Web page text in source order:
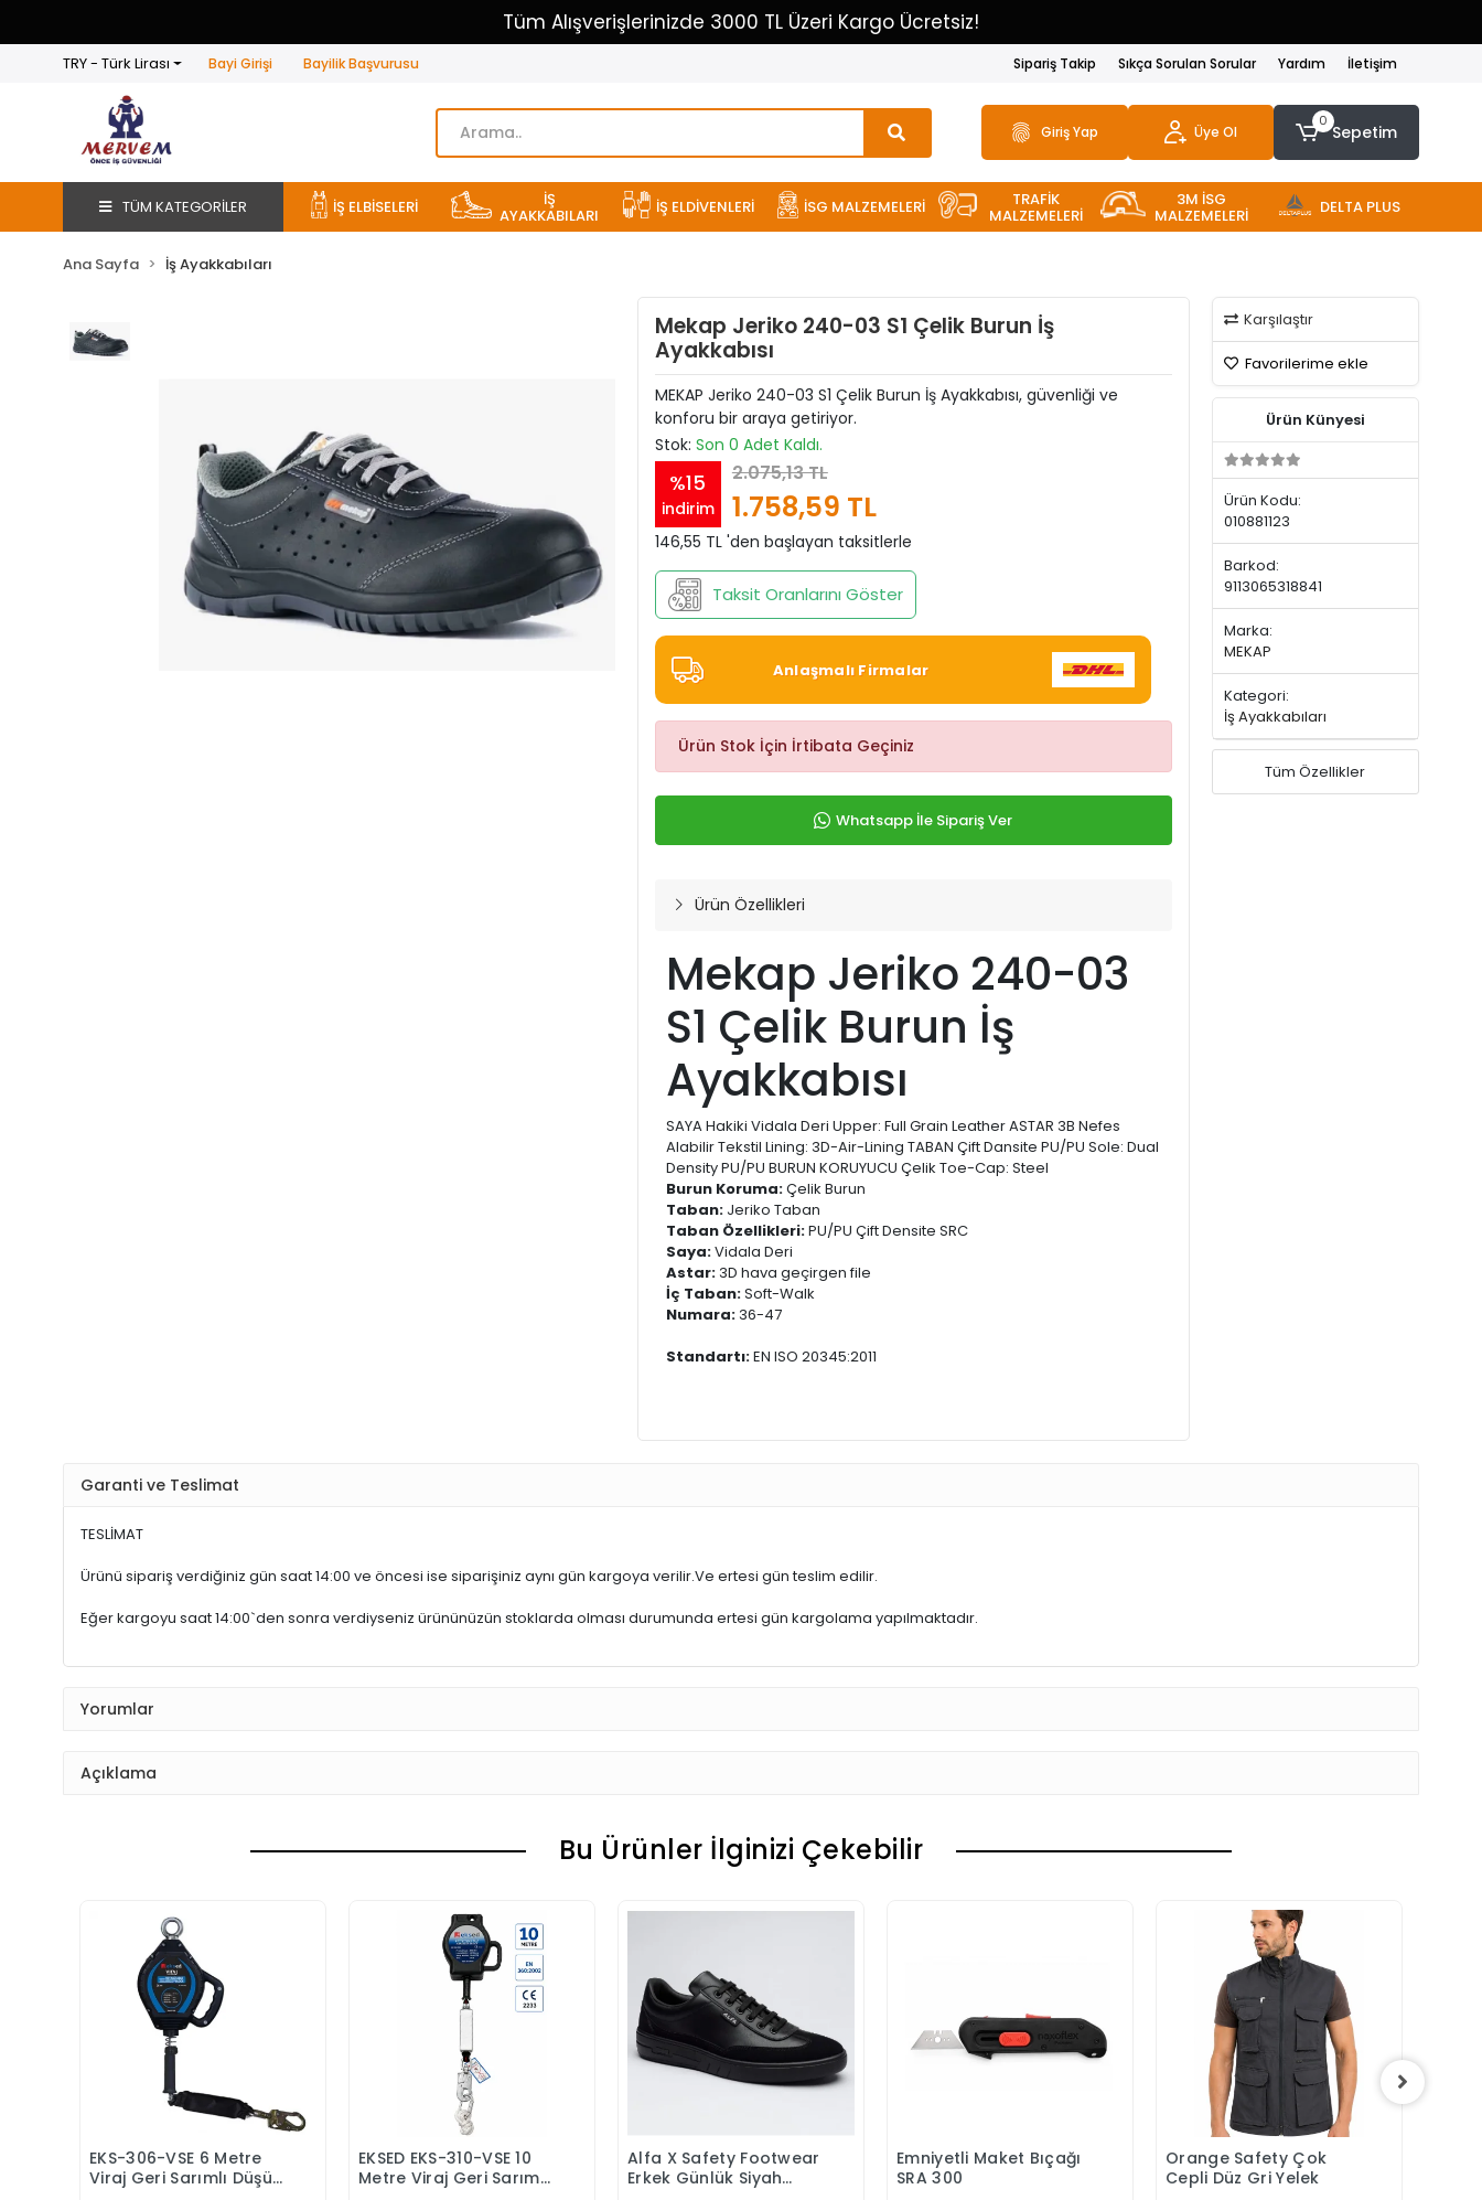
Tüm Alışverişlerinizde 3000 TL Üzeri Kargo Ücretsiz!
TRY - Türk Lirası Bayi Girişi Bayilik Başvurusu Sipariş Takip Sıkça Sorulan Sorular Yardım İletişim
Giriş Yap Üye Ol
0
Sepetim
TÜM KATEGORİLER İŞ ELBİSELERİ İŞ
AYAKKABILARI İŞ ELDİVENLERİ İSG MALZEMELERİ TRAFİK
MALZEMELERİ
3M İSG
MALZEMELERİ DELTA PLUS
Ana Sayfa İş Ayakkabıları
Mekap Jeriko 240-03 S1 Çelik Burun İş
Ayakkabısı
MEKAP Jeriko 240-03 S1 Çelik Burun İş Ayakkabısı, güvenliği ve
konforu bir araya getiriyor.
Stok: Son 0 Adet Kaldı.
%15
indirim
2.075,13 TL
1.758,59 TL
146,55 TL 'den başlayan taksitlerle
Taksit Oranlarını Göster
Anlaşmalı Firmalar
Ürün Stok İçin İrtibata Geçiniz
Whatsapp İle Sipariş Ver
Ürün Özellikleri
Mekap Jeriko 240-03
S1 Çelik Burun İş
Ayakkabısı
SAYA Hakiki Vidala Deri Upper: Full Grain Leather ASTAR 3B Nefes
Alabilir Tekstil Lining: 3D-Air-Lining TABAN Çift Dansite PU/PU Sole: Dual
Density PU/PU BURUN KORUYUCU Çelik Toe-Cap: Steel
Burun Koruma:Çelik Burun
Taban:Jeriko Taban
Taban Özellikleri:PU/PU Çift Densite SRC
Saya:Vidala Deri
Astar:3D hava geçirgen file
İç Taban:Soft-Walk
Numara:36-47
Standartı:EN ISO 20345:2011
Karşılaştır
Favorilerime ekle
Ürün Künyesi
Ürün Kodu:
010881123
Barkod:
9113065318841
Marka:
MEKAP
Kategori:
İş Ayakkabıları
Tüm Özellikler
Garanti ve Teslimat
TESLİMAT
Ürünü sipariş verdiğiniz gün saat 14:00 ve öncesi ise siparişiniz aynı gün kargoya verilir.Ve ertesi gün teslim edilir.
Eğer kargoyu saat 14:00`den sonra verdiyseniz ürününüzün stoklarda olması durumunda ertesi gün kargolama yapılmaktadır.
Yorumlar
Açıklama
Bu Ürünler İlginizi Çekebilir
Sepete Ekle
EKS-306-VSE 6 Metre
Viraj Geri Sarımlı Düşüş
Sepete Ekle
EKSED EKS-310-VSE 10
Metre Viraj Geri Sarımlı
Sepete Ekle
Alfa X Safety Footwear
Erkek Günlük Siyah
Sepete Ekle
Emniyetli Maket Bıçağı
SRA 300
Sepete Ekle
Orange Safety Çok
Cepli Düz Gri Yelek